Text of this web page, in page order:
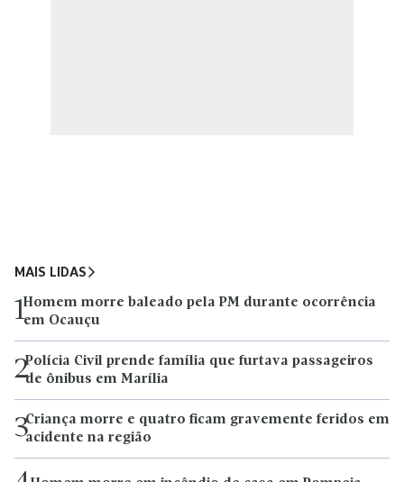
MAIS LIDAS
1Homem morre baleado pela PM durante ocorrência
em Ocauçu
2Polícia Civil prende família que furtava passageiros
de ônibus em Marília
3Criança morre e quatro ficam gravemente feridos em
acidente na região